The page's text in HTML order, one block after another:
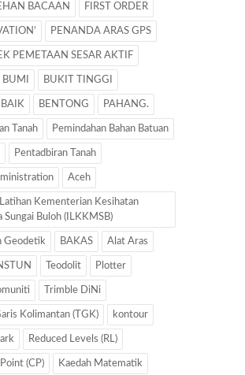
BACAAN FIRST ORDER
PENANDA ARAS GPS
PEMETAAN SESAR AKTIF
BUKIT TINGGI
BENTONG PAHANG.
Tanah Pemindahan Bahan Batuan
Pentadbiran Tanah
Aceh
Kementerian Kesihatan
Sungai Buloh (ILKKMSB)
Geodetik BAKAS Alat Aras
Teodolit Plotter
Trimble DiNi
Kolimantan (TGK) kontour
Reduced Levels (RL)
(CP) Kaedah Matematik